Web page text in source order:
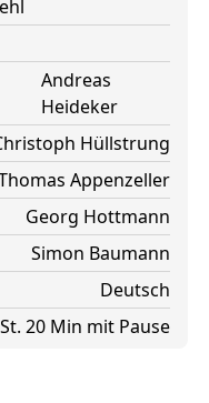
Andreas
Heideker
Hüllstrung
Appenzeller
Georg Hottmann
Simon Baumann
Deutsch
20 Min mit Pause